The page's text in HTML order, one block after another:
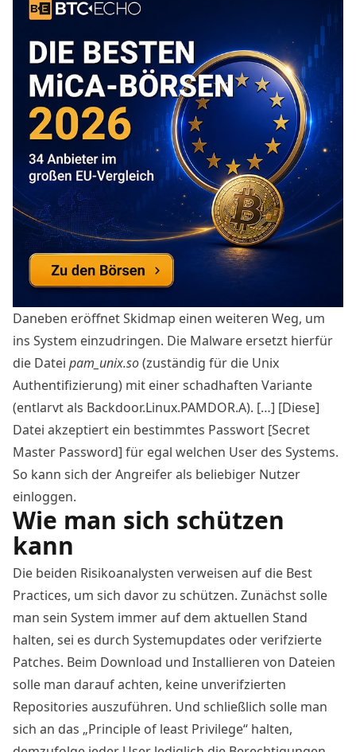
Daneben eröffnet Skidmap einen weiteren Weg, um
ins System einzudringen. Die Malware ersetzt hierfür
die Datei pam_unix.so(zuständig für die Unix
Authentifizierung) mit einer schadhaften Variante
(entlarvt als Backdoor.Linux.PAMDOR.A). […] [Diese]
Datei akzeptiert ein bestimmtes Passwort [Secret
Master Password] für egal welchen User des Systems.
So kann sich der Angreifer als beliebiger Nutzer
einloggen.
Wie man sich schützen
kann
Die beiden Risikoanalysten verweisen auf die Best
Practices, um sich davor zu schützen. Zunächst solle
man sein System immer auf dem aktuellen Stand
halten, sei es durch Systemupdates oder verifzierte
Patches. Beim Download und Installieren von Dateien
solle man darauf achten, keine unverifzierten
Repositories auszuführen. Und schließlich solle man
sich an das „Principle of least Privilege“ halten,